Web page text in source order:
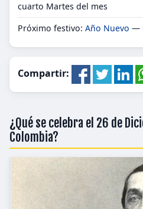
cuarto Martes del mes
Próximo festivo: Año Nuevo —
Compartir:
¿Qué se celebra el 26 de
Colombia?